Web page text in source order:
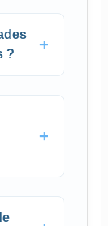
?